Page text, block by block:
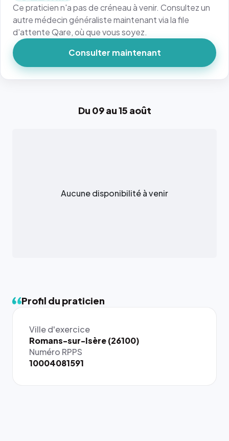
Du 09 au 15 août
Aucune disponibilité à venir
Profil du praticien
Ville d'exercice
Romans-sur-Isère (26100)
Numéro RPPS
10004081591
Ce praticien n'a pas de créneau à venir. Consultez un
autre médecin généraliste maintenant via la file
d'attente Qare, où que vous soyez.
Consulter maintenant
{# 40×40
: la taille
rendue par
`.profile-